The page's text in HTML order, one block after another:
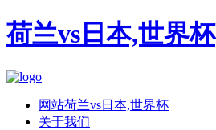
荷兰vs日本,世界杯
网站荷兰vs日本,世界杯
关于我们